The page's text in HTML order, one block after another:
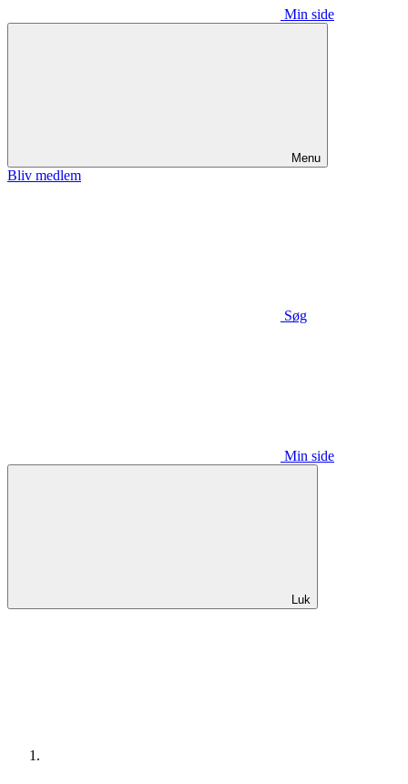
Min side
Menu
Bliv medlem
Søg
Min side
Luk